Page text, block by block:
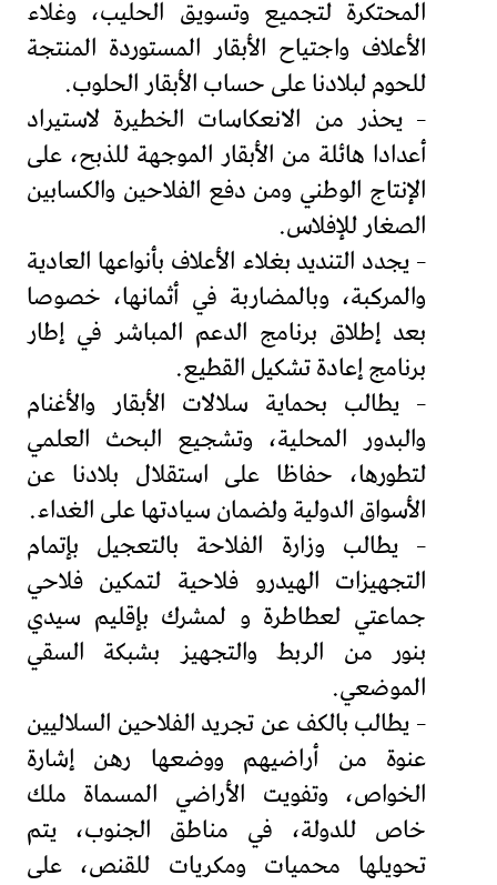
المحتكرة لتجميع وتسويق الحليب، وغلاء
الأعلاف واجتياح الأبقار المستوردة المنتجة
للحوم لبلادنا على حساب الأبقار الحلوب.
– يحذر من الانعكاسات الخطيرة لاستيراد
أعدادا هائلة من الأبقار الموجهة للذبح، على
الإنتاج الوطني ومن دفع الفلاحين والكسابين
الصغار للإفلاس.
– يجدد التنديد بغلاء الأعلاف بأنواعها العادية
والمركبة، وبالمضاربة في أثمانها، خصوصا
بعد إطلاق برنامج الدعم المباشر في إطار
برنامج إعادة تشكيل القطيع.
– يطالب بحماية سلالات الأبقار والأغنام
والبدور المحلية، وتشجيع البحث العلمي
لتطورها، حفاظا على استقلال بلادنا عن
الأسواق الدولية ولضمان سيادتها على الغداء.
– يطالب وزارة الفلاحة بالتعجيل بإتمام
التجهيزات الهيدرو فلاحية لتمكين فلاحي
جماعتي لعطاطرة و لمشرك بإقليم سيدي
بنور من الربط والتجهيز بشبكة السقي
الموضعي.
– يطالب بالكف عن تجريد الفلاحين السلاليين
عنوة من أراضيهم ووضعها رهن إشارة
الخواص، وتفويت الأراضي المسماة ملك
خاص للدولة، في مناطق الجنوب، يتم
تحويلها محميات ومكريات للقنص، على